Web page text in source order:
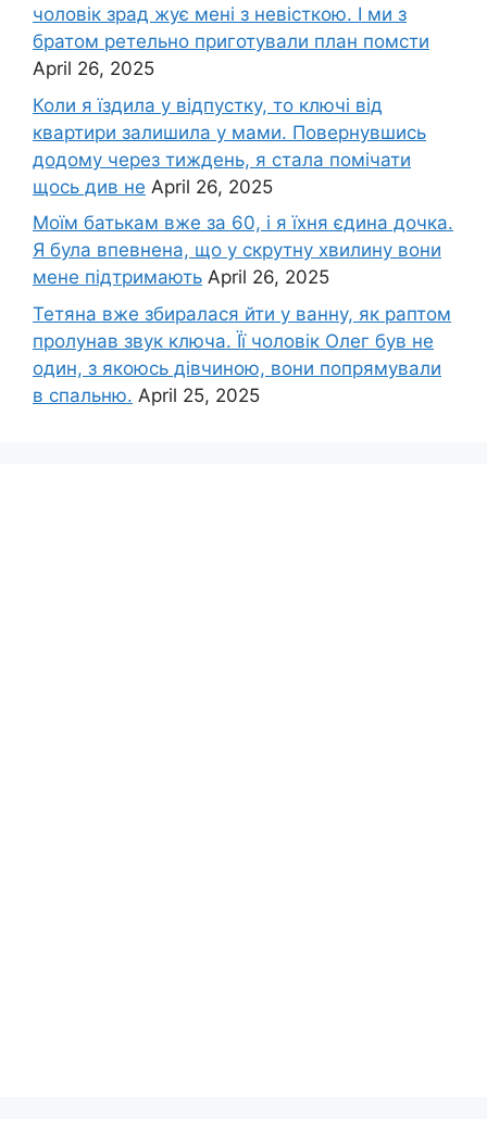
чоловік зpад жує мені з невісткою. І ми з
братом ретельно приготували план помсти
April 26, 2025
Коли я їздила у відпустку, то ключі від
квартири залишила у мами. Повернувшись
додому через тиждень, я стала помічати
щось див не April 26, 2025
Моїм батькам вже за 60, і я їхня єдина дочка.
Я була впевнена, що у скрутну хвилину вони
мене підтримають April 26, 2025
Тетяна вже збиралася йти у ванну, як раптом
пролунав звук ключа. Її чоловік Олег був не
один, з якоюсь дівчиною, вони попрямували
в спальню. April 25, 2025